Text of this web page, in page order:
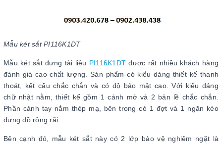
Mẫu két sắt PI116K1DT
Mẫu két sắt đựng tài liệu PI116K1DT được rất nhiều khách hàng
đánh giá cao chất lượng. Sản phẩm có kiểu dáng thiết kế thanh
thoát, kết cấu chắc chắn và có độ bảo mật cao. Với kiểu dáng
chữ nhật nằm, thiết kế gồm 1 cánh mở và 2 bản lề chắc chắn.
Phần cánh tay nắm thép mạ, bên trong có 1 đợt và 1 ngăn kéo
đựng đồ rộng rãi.
Bên cạnh đó, mẫu két sắt này có 2 lớp bảo vệ nghiêm ngặt là